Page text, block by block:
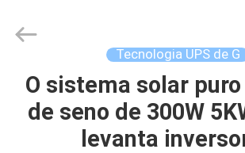
PARA
CASA
POWER
GROUP.
Reserved.
Tecnologia UPS de G
O sistema solar
de seno de 300W
levanta